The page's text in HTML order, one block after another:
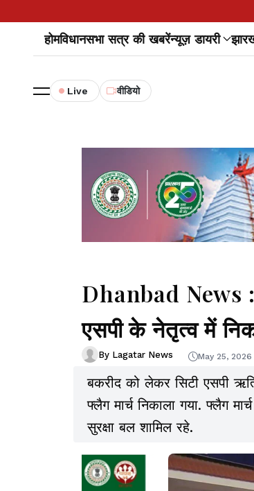
होमविधानसभा सत्र की खबरेंन्यूज़ डायरी
Live वीडियो
Dhanbad News :
एसपी के नेतृत्व में
By Lagatar News May 25,
बकरीद को लेकर सिटी एसपी
फ्लैग मार्च निकाला गया. फ्लैग
सुरक्षा बल शामिल रहे.